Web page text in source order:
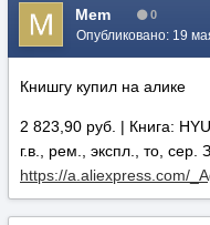
Mem 0
Опубликовано: 19
Книшгу купил на алике
2 823,90 руб. | Книга:
г.в., рем., экспл., то,
https://a.aliexpress.com/